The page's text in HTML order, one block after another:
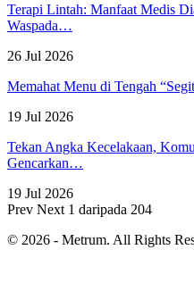
Terapi Lintah: Manfaat Medis
Waspada…
26 Jul 2026
Memahat Menu di Tengah
19 Jul 2026
Tekan Angka Kecelakaan,
Gencarkan…
19 Jul 2026
Prev Next 1 daripada 204
© 2026 - Metrum. All Rights